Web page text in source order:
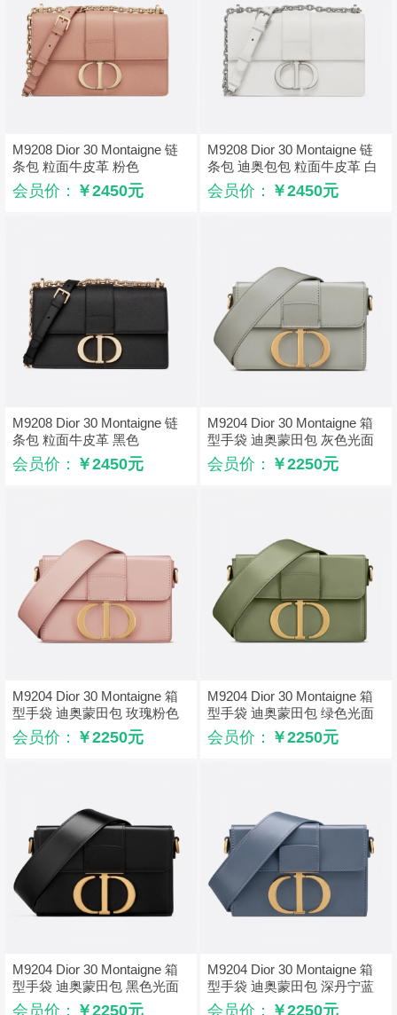
M9208 Dior 30 Montaigne 链
条包 粒面牛皮革 粉色
会员价： ￥2450元
M9208 Dior 30 Montaigne 链
条包 迪奥包包 粒面牛皮革 白
色
会员价： ￥2450元
M9208 Dior 30 Montaigne 链
条包 粒面牛皮革 黑色
会员价： ￥2450元
M9204 Dior 30 Montaigne 箱
型手袋 迪奥蒙田包 灰色光面
牛皮革
会员价： ￥2250元
M9204 Dior 30 Montaigne 箱
型手袋 迪奥蒙田包 玫瑰粉色
光面牛皮革
会员价： ￥2250元
M9204 Dior 30 Montaigne 箱
型手袋 迪奥蒙田包 绿色光面
牛皮革
会员价： ￥2250元
M9204 Dior 30 Montaigne 箱
型手袋 迪奥蒙田包 黑色光面
牛皮革
会员价： ￥2250元
M9204 Dior 30 Montaigne 箱
型手袋 迪奥蒙田包 深丹宁蓝
色光面牛皮革
会员价： ￥2250元